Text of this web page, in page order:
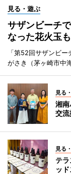
見る・遊ぶ
サザンビーチ
なった花火玉
「第52回サザンビ
がさき（茅ヶ崎市中
見る
湘
交
見る
テ
ッ